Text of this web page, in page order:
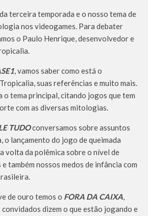
terceira temporada e o nosso tema de
nos videogames. Para debater
o Paulo Henrique, desenvolvedor e
, vamos saber como está o
suas referências e muito mais.
o tema principal, citando jogos que tem
com as diversas mitologias.
TUDOconversamos sobre assuntos
o lançamento do jogo de queimada
volta da polêmica sobre o nível de
também nossos medos de infância com
de ouro temos o FORA DA CAIXA,
dizem o que estão jogando e